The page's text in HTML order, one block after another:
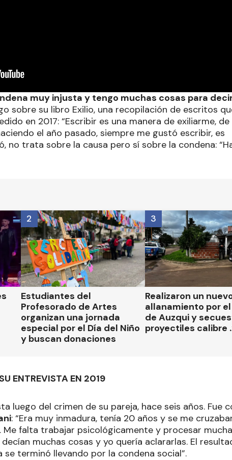
muy injusta y tengo muchas cosas para
sobre su libro Exilio, una recopilación de escritos
en 2017: “Escribir es una manera de exiliarme,
el año pasado, siempre me gustó escribir, es
no trata sobre la causa pero sí sobre la condena:
Estudiantes del
Profesorado de Artes
organizan una jornada
especial por el Día del Niño
y buscan donaciones
2
Realizaron un
allanamiento por
de Auzqui y
proyectiles calibre
3
ENTREVISTA EN 2019
luego del crimen de su pareja, hace seis años. Fue
: “Era muy inmadura, tenía 20 años y se me
Me falta trabajar psicológicamente y procesar
muchas cosas y yo quería aclararlas. El
terminó llevando por la condena social”.